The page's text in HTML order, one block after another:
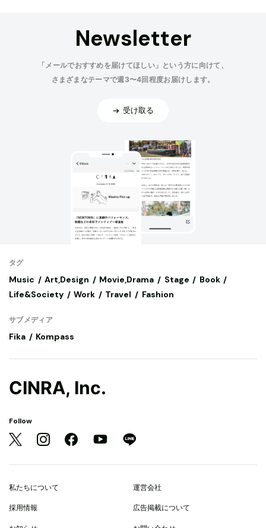
Newsletter
「メールでおすすめを届けてほしい」という方に向けて、
さまざまなテーマで週3〜4回程度お届けします。
受け取る
タグ
Music Art,Design Movie,Drama Stage
Book
Life&Society
Work Travel Fashion
サブメディア
Fika Kompass
CINRA, Inc.
Follow
私たちについて 運営会社
採用情報 広告掲載について